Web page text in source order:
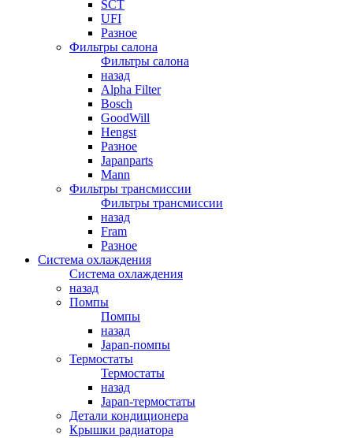
SCT
UFI
Разное
Фильтры салона
Фильтры салона
назад
Alpha Filter
Bosch
GoodWill
Hengst
Разное
Japanparts
Mann
Фильтры трансмиссии
Фильтры трансмиссии
назад
Fram
Разное
Система охлаждения
Система охлаждения
назад
Помпы
Помпы
назад
Japan-помпы
Термостаты
Термостаты
назад
Japan-термостаты
Детали кондиционера
Крышки радиатора